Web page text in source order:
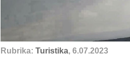
Rubrika: Turistika, 6.07.2023